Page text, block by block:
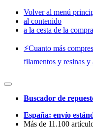
Volver al menú
al contenido
a la cesta de la compra
⚡️Cuanto más
filamentos y resinas y
Buscador de
España: envío
Más de 11.100